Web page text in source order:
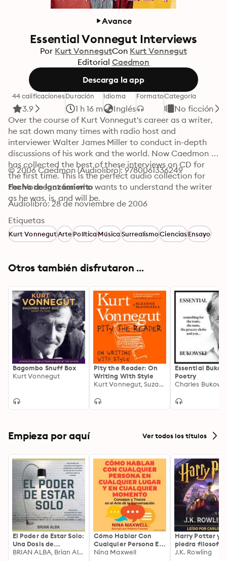
Avance
Essential Vonnegut Interviews
Por Kurt VonnegutCon Kurt Vonnegut
Editorial Caedmon
Descarga la app
44 calificaciones
3.9
Duración
1 h 16 m
Idioma
Inglés
FormatoCategoría
No ficción
Over the course of Kurt Vonnegut's career as a writer,
he sat down many times with radio host and
interviewer Walter James Miller to conduct in-depth
discussions of his work and the world. Now Caedmon
has collected the best of these interviews on CD for
the first time. This is the perfect audio collection for
the Vonnegut fan who wants to understand the writer
as he was, is, and will be.
© 2006 Caedmon (Audiolibro): 9780061336249
Fecha de lanzamiento
Audiolibro: 28 de noviembre de 2006
Etiquetas
Kurt VonnegutArtePolíticaMúsicaSurrealismoCienciasEnsayo
Otros también disfrutaron ...
Bagombo Snuff Box
Kurt Vonnegut
Pity the Reader: On
Writing With Style
Kurt Vonnegut, Suzanne McConnell
Essential
Poetry
Charles
Empieza por aquí Ver todos los títulos
El Poder de Estar Solo:
Una Dosis de
Motivación
BRIAN ALBA, Brian Alba
Cómo Hablar Con
Cualquier Persona En
Cualquier Lugar Y En
Nina Maxwell
Harry Potter y
piedra filosofal
J.K. Rowling